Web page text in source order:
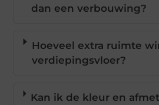
dan een verbouwing?
Hoeveel extra ruimte
verdiepingsvloer?
Kan ik de kleur en